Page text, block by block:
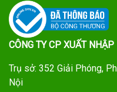
CÔNG TY CP XUẤT NHẬP
Trụ sở: 352 Giải Phóng,
Nội